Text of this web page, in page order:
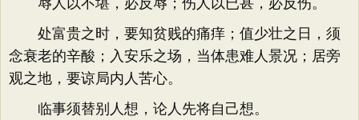
辱人以不堪，必反辱；伤人以已甚，必反伤。
处富贵之时，要知贫贱的痛痒；值少壮之日，须
念衰老的辛酸；入安乐之场，当体患难人景况；居旁
观之地，要谅局内人苦心。
临事须替别人想，论人先将自己想。